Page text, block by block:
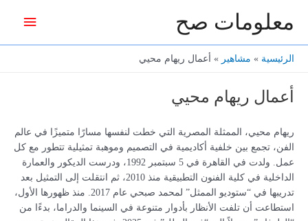
معلومات صح
الرئيسية مشاهير أعمال ريهام محيي
أعمال ريهام محيي
ريهام محيي، الممثلة المصرية التي خطت لنفسها مسارًا متميزًا في عالم
الفن، تجمع بين خلفية أكاديمية في التصميم وموهبة تمثيلية تتطور مع كل
عمل. ولدت في القاهرة في 5 سبتمبر 1992، ودرست الديكور والعمارة
الداخلية في كلية الفنون التطبيقية منذ 2010، ثم انتقلت إلى التمثيل بعد
تدريبها في “ستوديو الممثل” لمحمد صبحي عام 2017. منذ ظهورها الأول،
استطاعت أن تلفت الأنظار بأدوار متنوعة في السينما والدراما، بدءًا من